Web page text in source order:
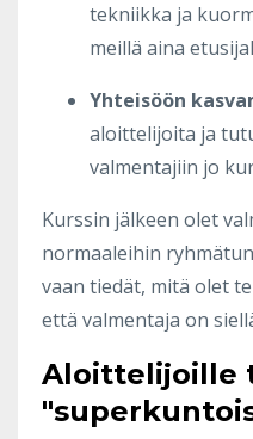
tekniikka ja
meillä aina
Yhteisöön
aloittelijoita ja
valmentajiin jo
Kurssin jälkeen olet
normaaleihin
vaan tiedät, mitä olet
että valmentaja on
Aloittelijoille